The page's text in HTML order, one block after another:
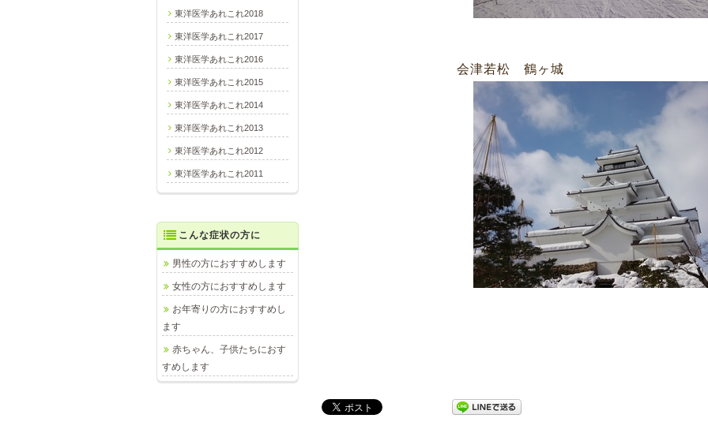
会津若松 鶴ヶ城
東洋医学あれこれ2018
東洋医学あれこれ2017
東洋医学あれこれ2016
東洋医学あれこれ2015
東洋医学あれこれ2014
東洋医学あれこれ2013
東洋医学あれこれ2012
東洋医学あれこれ2011
こんな症状の方に
男性の方におすすめします
女性の方におすすめします
お年寄りの方におすすめし
ます
赤ちゃん、子供たちにおす
すめします